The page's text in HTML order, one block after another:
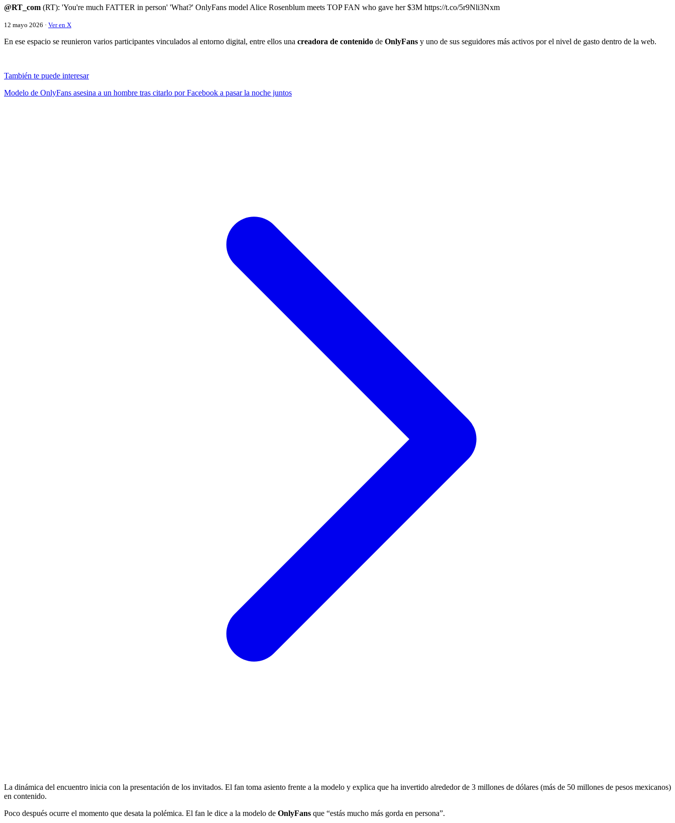
@RT_com (RT): 'You're much FATTER in person' 'What?' OnlyFans model Alice Rosenblum meets TOP FAN who gave her $3M https://t.co/5r9Nli3Nxm
12 mayo 2026 · Ver en X
En ese espacio se reunieron varios participantes vinculados al entorno digital, entre ellos una creadora de contenido de OnlyFans y uno de sus seguidores más activos por el nivel de gasto dentro de la web.
También te puede interesar
Modelo de OnlyFans asesina a un hombre tras citarlo por Facebook a pasar la noche juntos
La dinámica del encuentro inicia con la presentación de los invitados. El fan toma asiento frente a la modelo y explica que ha invertido alrededor de 3 millones de dólares (más de 50 millones de pesos mexicanos)
en contenido.
Poco después ocurre el momento que desata la polémica. El fan le dice a la modelo de OnlyFans que “estás mucho más gorda en persona”.